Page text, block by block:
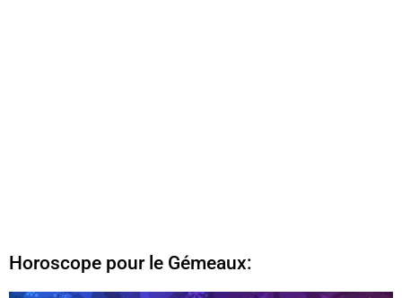
Horoscope pour le Gémeaux: